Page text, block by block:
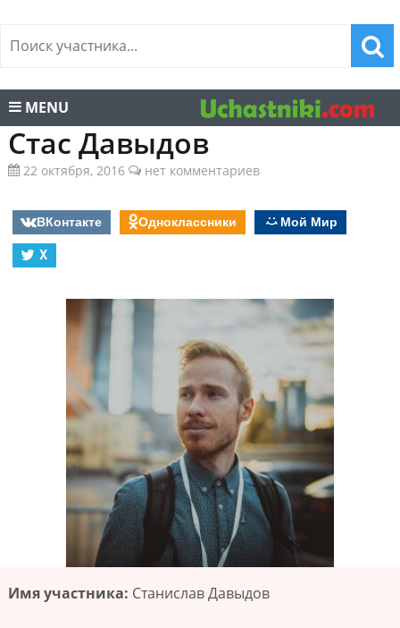
MENU
Стас Давыдов
22 октября, 2016 нет комментариев
ВКонтакте Одноклассники
Мой Мир
X
Имя участника: Станислав Давыдов